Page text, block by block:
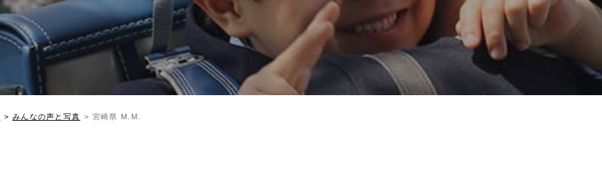
みんなの声と写真 宮崎県 M.M.